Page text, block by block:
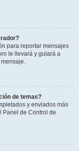
para reportar mensajes
le llevará y guiará a
de temas?
y enviados más
Panel de Control de